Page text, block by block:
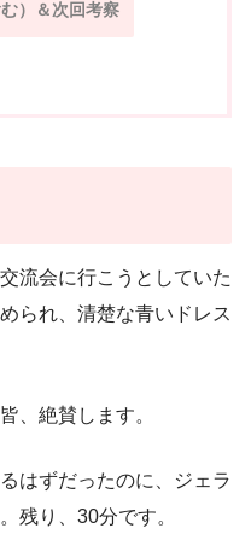
）＆次回考察
流会に行こうとしていた
られ、清楚な青いドレス
、絶賛します。
はずだったのに、ジェラ
残り、30分です。